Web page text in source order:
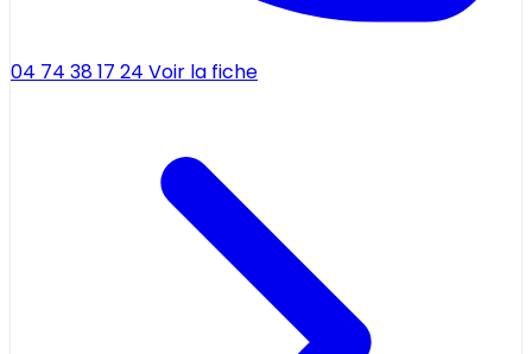
04 74 38 17 24 Voir la fiche